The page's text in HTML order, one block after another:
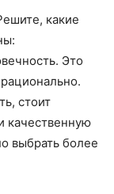
какие
Это
стоит
качественную
выбрать более